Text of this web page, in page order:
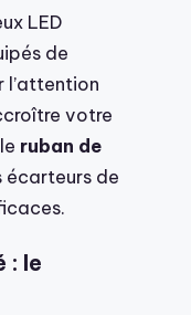
LED
de
l’attention
votre
ruban de
écarteurs de
: le